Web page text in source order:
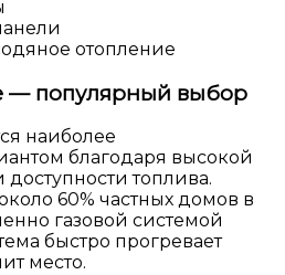
отопление
— популярный выбор
наиболее
благодаря высокой
топлива.
60% частных домов в
газовой системой
быстро прогревает
место.